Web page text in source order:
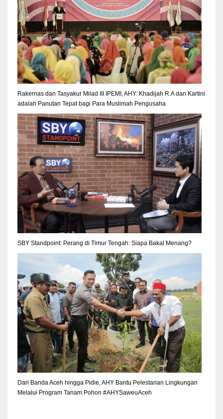
Rakernas dan Tasyakur Milad III IPEMI, AHY: Khadijah R.A dan Kartini
adalah Panutan Tepat bagi Para Muslimah Pengusaha
SBY Standpoint: Perang di Timur Tengah: Siapa Bakal Menang?
Dari Banda Aceh hingga Pidie, AHY Bantu Pelestarian Lingkungan
Melalui Program Tanam Pohon #AHYSaweuAceh